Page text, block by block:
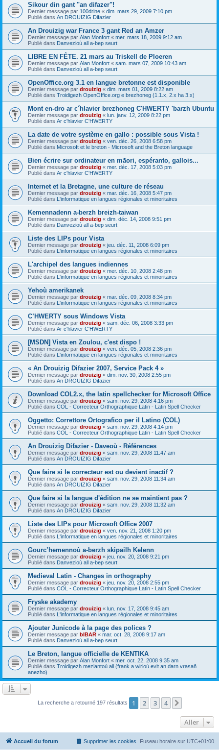
Sikour din gant "an difazer"!
Dernier message par 100drine « dim. mars 29, 2009 7:10 pm
Publié dans An DROUIZIG Difazier
An Drouizig war France 3 gant Red an Amzer
Dernier message par Alan Monfort « mer. mars 18, 2009 9:12 am
Publié dans Danvezioù all a-bep seurt
LIBRE EN FÊTE. 21 mars au Triskell de Ploeren
Dernier message par Alan Monfort « sam. mars 07, 2009 10:43 am
Publié dans Danvezioù all a-bep seurt
OpenOffice.org 3.1 en langue bretonne est disponible
Dernier message par drouizig « dim. mars 01, 2009 8:22 am
Publié dans Troidigezh OpenOffice.org e brezhoneg (1.1.x, 2.x ha 3.x)
Mont en-dro ar c´hlavier brezhoneg C'HWERTY 'barzh Ubuntu
Dernier message par drouizig « lun. janv. 12, 2009 8:22 pm
Publié dans Ar c'hlavier C'HWERTY
La date de votre système en gallo : possible sous Vista !
Dernier message par drouizig « ven. déc. 26, 2008 6:58 pm
Publié dans Microsoft et le breton - Microsoft and the Breton language
Bien écrire sur ordinateur en māori, espéranto, gallois...
Dernier message par drouizig « mer. déc. 17, 2008 5:03 pm
Publié dans Ar c'hlavier C'HWERTY
Internet et la Bretagne, une culture de réseau
Dernier message par drouizig « mar. déc. 16, 2008 5:47 pm
Publié dans L'informatique en langues régionales et minoritaires
Kemennadenn a-berzh breizh-taiwan
Dernier message par drouizig « dim. déc. 14, 2008 9:51 pm
Publié dans Danvezioù all a-bep seurt
Liste des LIPs pour Vista
Dernier message par drouizig « jeu. déc. 11, 2008 6:09 pm
Publié dans L'informatique en langues régionales et minoritaires
L'archipel des langues indiennes
Dernier message par drouizig « mer. déc. 10, 2008 2:48 pm
Publié dans L'informatique en langues régionales et minoritaires
Yehoù amerikanek
Dernier message par drouizig « mar. déc. 09, 2008 8:34 pm
Publié dans L'informatique en langues régionales et minoritaires
C’HWERTY sous Windows Vista
Dernier message par drouizig « sam. déc. 06, 2008 3:33 pm
Publié dans Ar c'hlavier C'HWERTY
[MSDN] Vista en Zoulou, c'est dispo !
Dernier message par drouizig « ven. déc. 05, 2008 2:36 pm
Publié dans L'informatique en langues régionales et minoritaires
« An Drouizig Difazier 2007, Service Pack 4 »
Dernier message par drouizig « dim. nov. 30, 2008 2:55 pm
Publié dans An DROUIZIG Difazier
Download COL2.x, the latin spellchecker for Microsoft Office
Dernier message par drouizig « sam. nov. 29, 2008 4:16 pm
Publié dans COL - Correcteur Orthographique Latin - Latin Spell Checker
Oggetto: Correttore Ortografico per il Latino (COL)
Dernier message par drouizig « sam. nov. 29, 2008 4:14 pm
Publié dans COL - Correcteur Orthographique Latin - Latin Spell Checker
An Drouizig Difazier - Daveoù - Références
Dernier message par drouizig « sam. nov. 29, 2008 11:47 am
Publié dans An DROUIZIG Difazier
Que faire si le correcteur est ou devient inactif ?
Dernier message par drouizig « sam. nov. 29, 2008 11:34 am
Publié dans An DROUIZIG Difazier
Que faire si la langue d'édition ne se maintient pas ?
Dernier message par drouizig « sam. nov. 29, 2008 11:32 am
Publié dans An DROUIZIG Difazier
Liste des LIPs pour Microsoft Office 2007
Dernier message par drouizig « ven. nov. 21, 2008 1:20 pm
Publié dans L'informatique en langues régionales et minoritaires
Gourc’hemennoù a-berzh skipailh Kelenn
Dernier message par drouizig « jeu. nov. 20, 2008 9:21 pm
Publié dans Danvezioù all a-bep seurt
Medieval Latin - Changes in orthography
Dernier message par drouizig « jeu. nov. 20, 2008 2:55 pm
Publié dans COL - Correcteur Orthographique Latin - Latin Spell Checker
Fryske akademy
Dernier message par drouizig « lun. nov. 17, 2008 9:45 am
Publié dans L'informatique en langues régionales et minoritaires
Ajouter Junicode à la page des polices ?
Dernier message par bIBAR « mar. oct. 28, 2008 9:17 am
Publié dans Danvezioù all a-bep seurt
Le Breton, langue officielle de KENTIKA
Dernier message par Alan Monfort « mer. oct. 22, 2008 9:35 am
Publié dans Troidigezh meziantoù all (frank a wirioù evit an darn vrasañ
anezho)
La recherche a retourné 197 résultats 1 2 3 4
Aller
Accueil du forum Fuseau horaire sur UTC+01:00
Supprimer les cookies